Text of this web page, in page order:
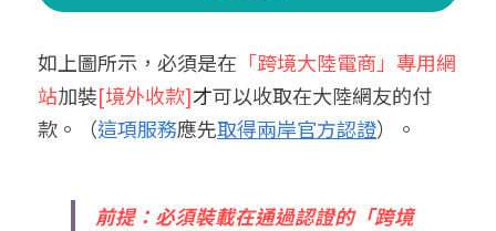
如上圖所示，必須是在 「跨境大陸電商」專用網
站加裝[境外收款]才可以收取在大陸網友的付
款。（這項服務應先取得兩岸官方認證）。
前提：必須裝載在通過認證的「跨境